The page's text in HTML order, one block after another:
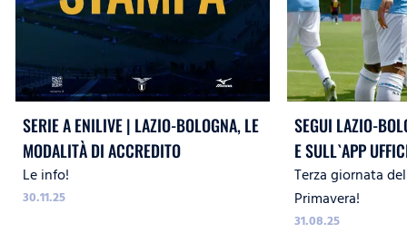
SERIE A ENILIVE | LAZIO-BOLOGNA, LE
MODALITÀ DI ACCREDITO
Le info!
30.11.25
SEGUI LAZIO-
E SULL`APP
Terza giornata
Primavera!
31.08.25